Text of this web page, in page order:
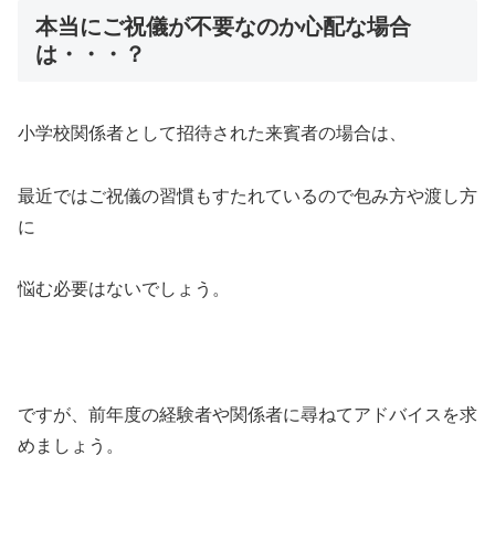
本当にご祝儀が不要なのか心配な場合
は・・・？
小学校関係者として招待された来賓者の場合は、
最近ではご祝儀の習慣もすたれているので包み方や渡し方
に
悩む必要はないでしょう。
ですが、前年度の経験者や関係者に尋ねてアドバイスを求
めましょう。